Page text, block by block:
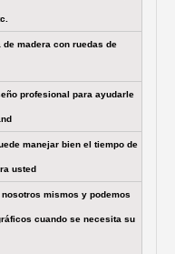
madera con ruedas de
profesional para ayudarle
manejar bien el tiempo de
usted
mismos y podemos
cuando se necesita su